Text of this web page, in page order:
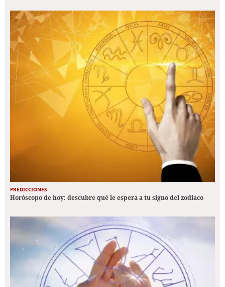
PREDICCIONES
Horóscopo de hoy: descubre qué le espera a tu signo del zodiaco